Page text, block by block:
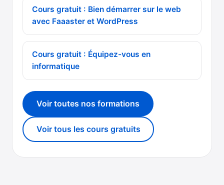
Cours gratuit : Bien démarrer sur le web
avec Faaaster et WordPress
Cours gratuit : Équipez-vous en
informatique
Voir toutes nos formations
Voir tous les cours gratuits